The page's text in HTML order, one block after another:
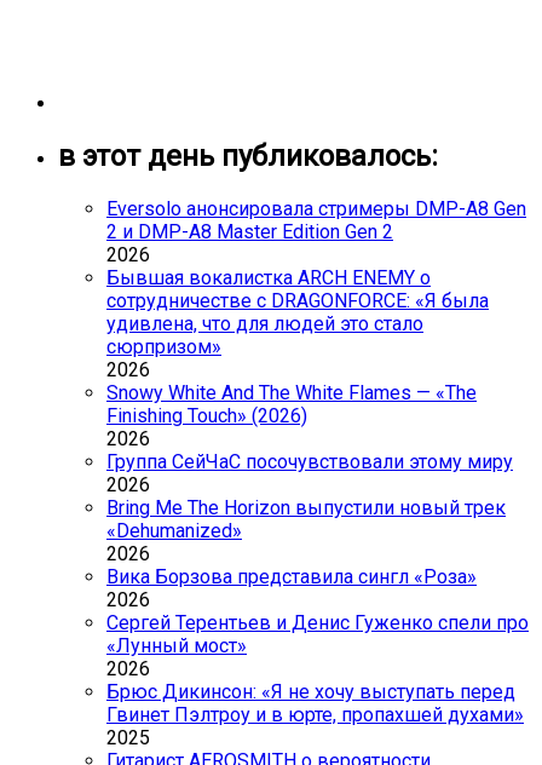
в этот день публиковалось:
Eversolo анонсировала стримеры DMP-A8 Gen
2 и DMP-A8 Master Edition Gen 2
2026
Бывшая вокалистка ARCH ENEMY о
сотрудничестве с DRAGONFORCE: «Я была
удивлена, что для людей это стало
сюрпризом»
2026
Snowy White And The White Flames — «The
Finishing Touch» (2026)
2026
Группа СейЧаС посочувствовали этому миру
2026
Bring Me The Horizon выпустили новый трек
«Dehumanized»
2026
Вика Борзова представила сингл «Роза»
2026
Сергей Терентьев и Денис Гуженко спели про
«Лунный мост»
2026
Брюс Дикинсон: «Я не хочу выступать перед
Гвинет Пэлтроу и в юрте, пропахшей духами»
2025
Гитарист AEROSMITH о вероятности